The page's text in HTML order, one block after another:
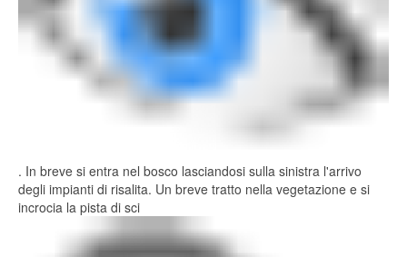
. In breve si entra nel bosco lasciandosi sulla sinistra l'arrivo
degli impianti di risalita. Un breve tratto nella vegetazione e si
incrocia la pista di sci